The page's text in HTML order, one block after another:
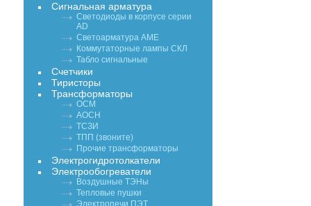
Сигнальная арматура
Светодиоды в корпусе серии
AD
Светоарматура АМЕ
Коммутаторные лампы СКЛ
Табло сигнальные
Счетчики
Тиристоры
Трансформаторы
ОСМ
АОСН
ТСЗИ
ТПП (звоните)
Прочие трансформаторы
Электрогидротолкатели
Электрообогреватели
Воздушные ТЭНы
Тепловые пушки
Электропечи ПЭТ